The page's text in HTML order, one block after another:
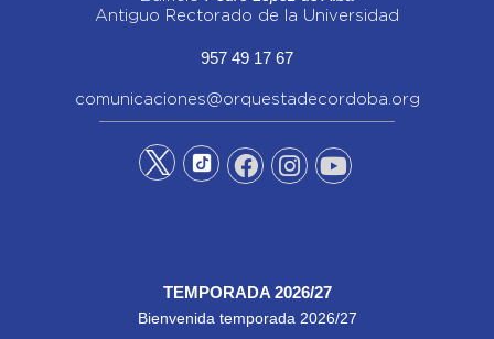
Antiguo Rectorado de la Universidad
957 49 17 67
comunicaciones@orquestadecordoba.org
TEMPORADA 2026/27
Bienvenida temporada 2026/27